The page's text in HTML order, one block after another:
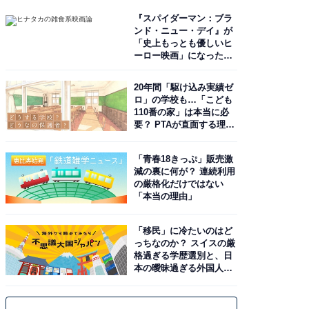
『スパイダーマン：ブラ
ンド・ニュー・デイ』が
「史上もっとも優しいヒ
ーロー映画」になった理
20年間「駆け込み実績ゼ
ロ」の学校も…「こども
110番の家」は本当に必
要？ PTAが直面する理想
「青春18きっぷ」販売激
減の裏に何が？ 連続利用
の厳格化だけではない
「本当の理由」
「移民」に冷たいのはど
っちなのか？ スイスの厳
格過ぎる学歴選別と、日
本の曖昧過ぎる外国人政